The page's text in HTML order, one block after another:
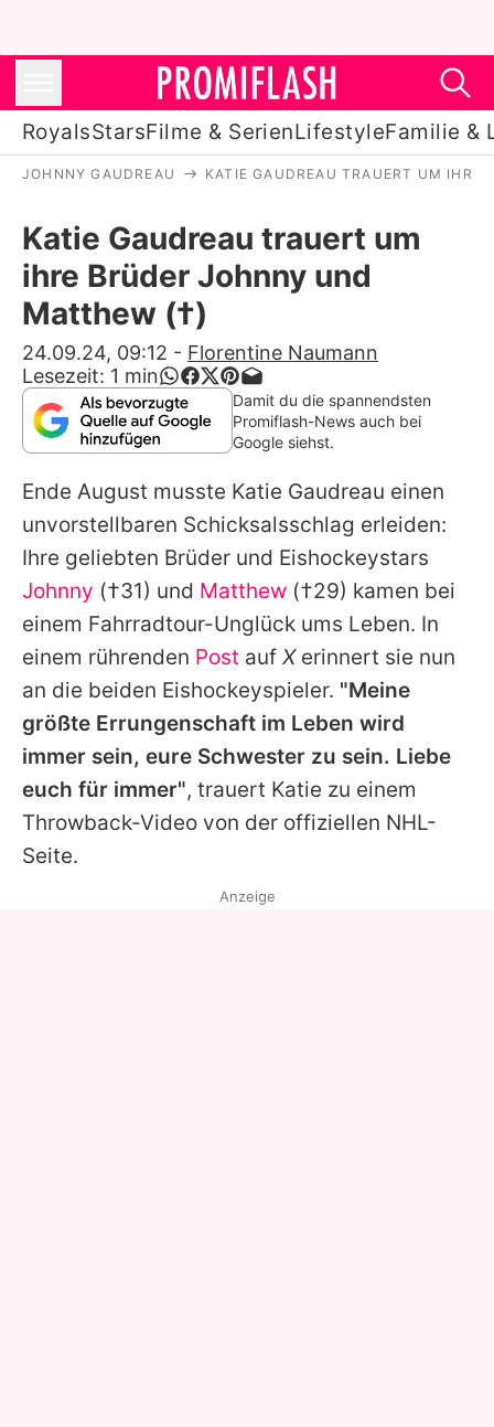
RoyalsStarsFilme & SerienLifestyleFamilie &
Stars
Filme & Serien
Lifestyle
Familie & Liebe
Promiflash Exklusiv
Alle Themen auf Promiflash
Jobs
App runterladen
Team
Redaktionelle Richtlinien
Impressum
Datenschutzerklärung
Utiq verwalten
JOHNNY GAUDREAU KATIE GAUDREAU TRAUERT UM
Katie Gaudreau trauert um
ihre Brüder Johnny und
Matthew (†)
24.09.24, 09:12 - Florentine Naumann
Lesezeit: 1 min
Damit du die spannendsten
Promiflash-News auch bei
Google siehst.
Ende August musste Katie Gaudreau einen
unvorstellbaren Schicksalsschlag erleiden:
Ihre geliebten Brüder und Eishockeystars
Johnny (†31) und Matthew (†29) kamen bei
einem Fahrradtour-Unglück ums Leben. In
einem rührenden Post auf Xerinnert sie nun
an die beiden Eishockeyspieler. "Meine
größte Errungenschaft im Leben wird
immer sein, eure Schwester zu sein. Liebe
euch für immer", trauert Katie zu einem
Throwback-Video von der offiziellen NHL-
Seite.
Anzeige